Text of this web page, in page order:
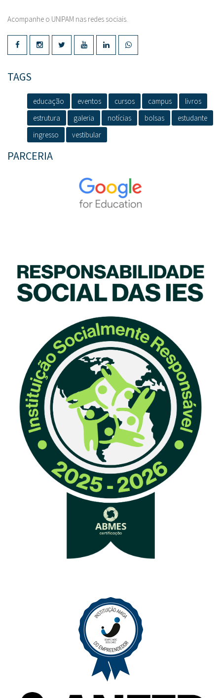
Acompanhe o UNIPAM nas redes sociais.
TAGS
educação eventos cursos campus
livros
estrutura
galeria notícias bolsas
estudante
ingresso
vestibular
PARCERIA